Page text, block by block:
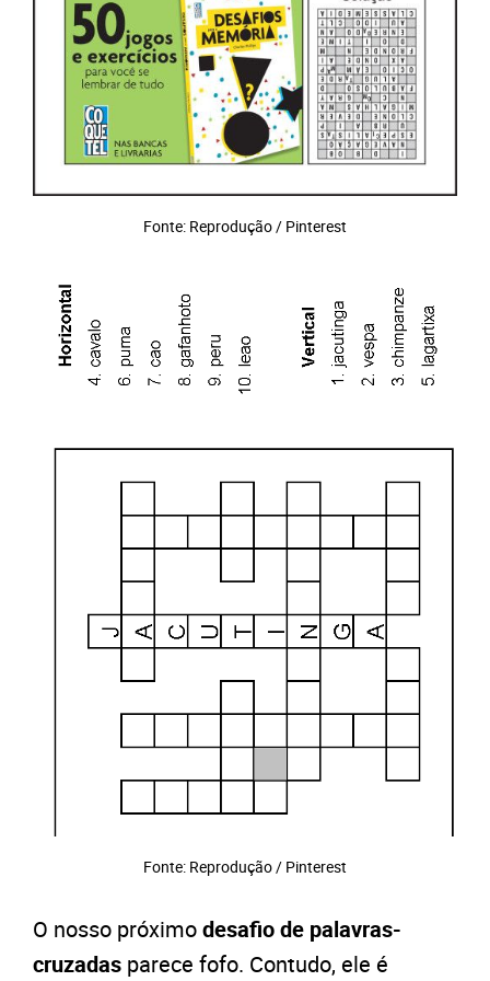
Fonte: Reprodução / Pinterest
Fonte: Reprodução / Pinterest
O nosso próximodesafio de palavras-
cruzadas parece fofo. Contudo, ele é